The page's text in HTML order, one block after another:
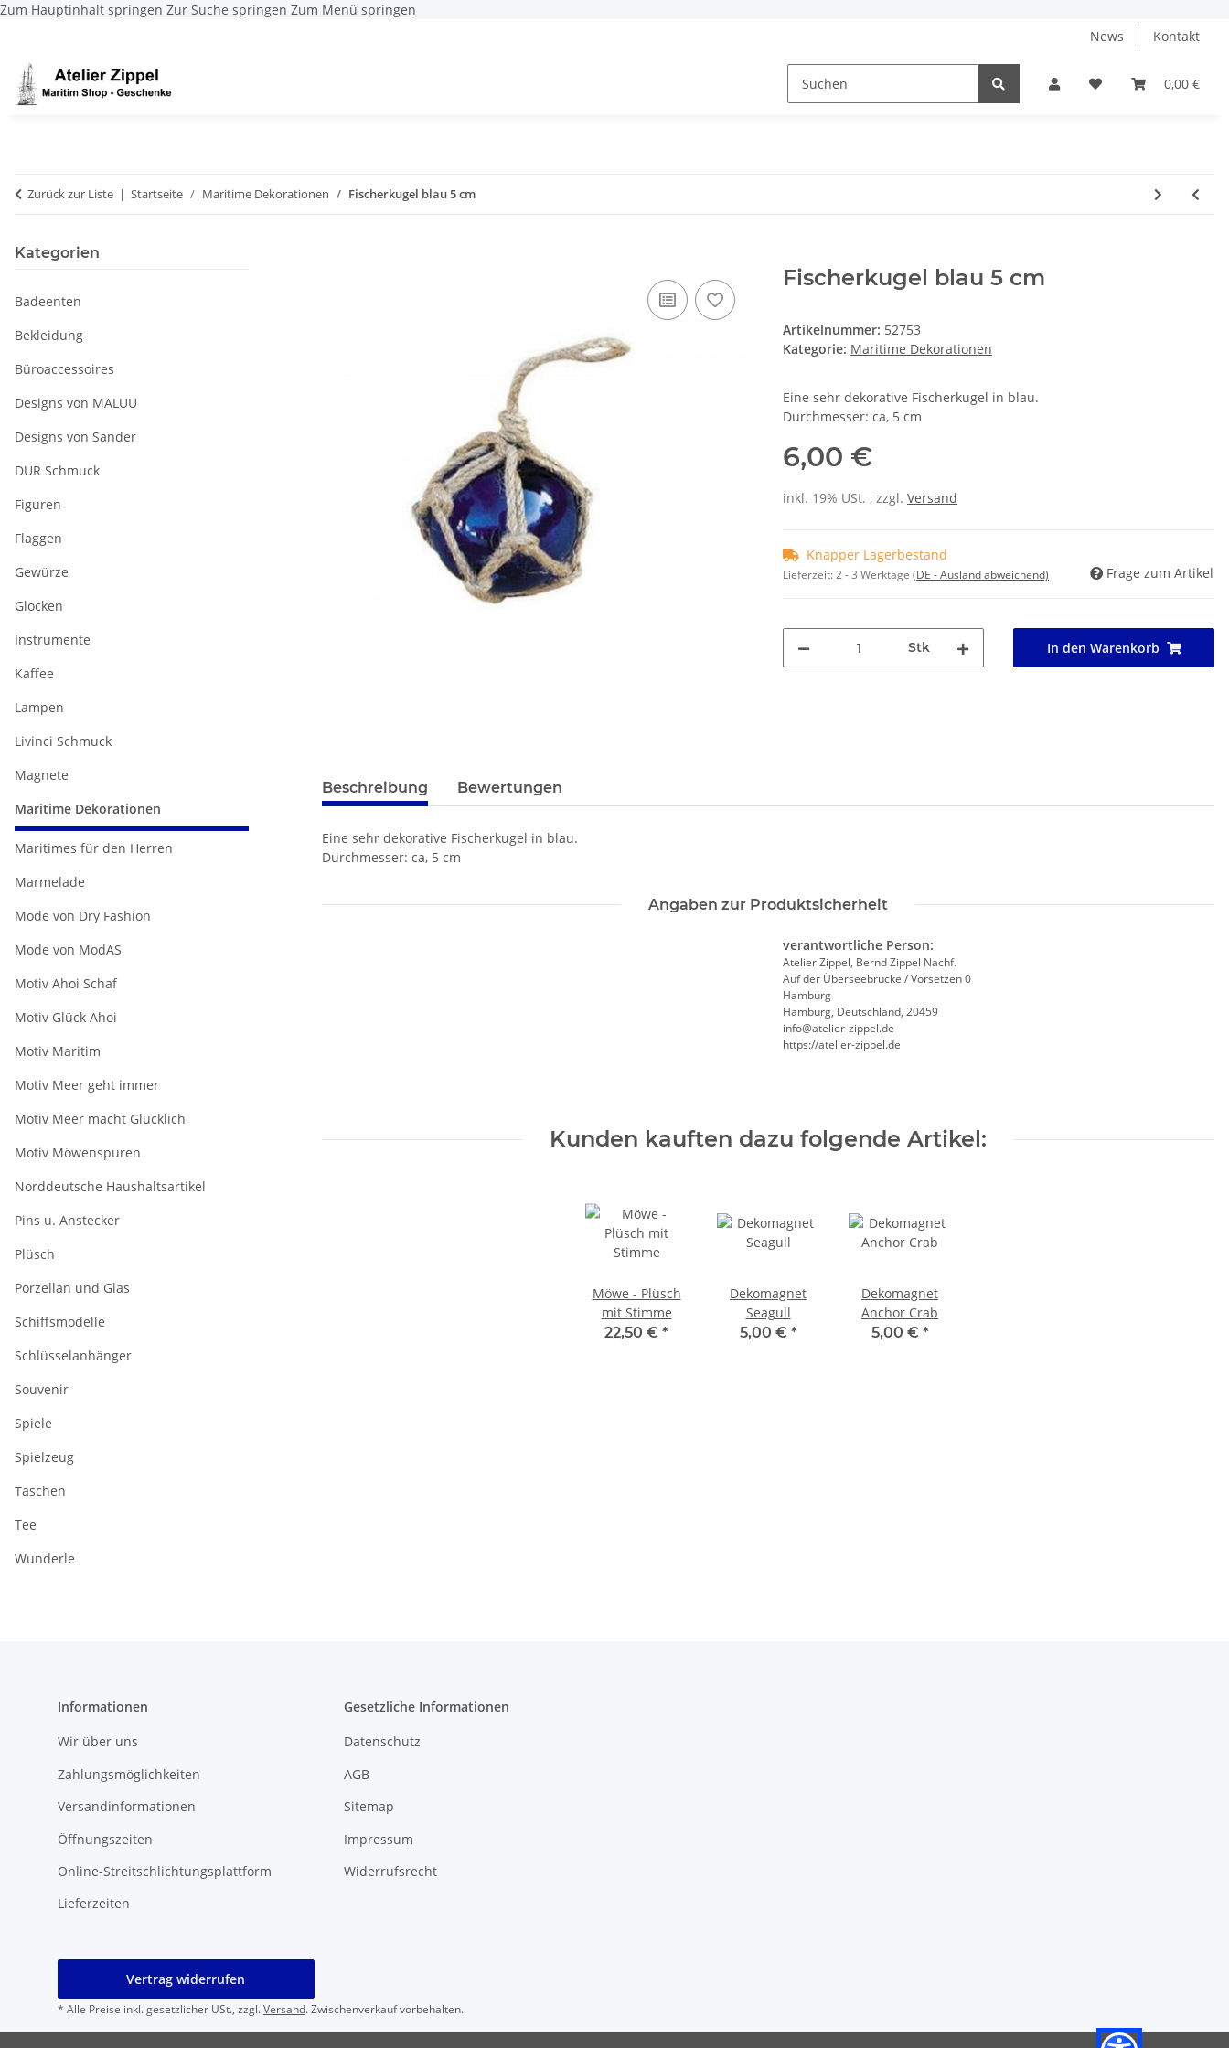
Zum Hauptinhalt springen Zur Suche springen Zum Menü springen
News
Kontakt
0,00 €
Zurück zur Liste Startseite Maritime Dekorationen Fischerkugel blau 5 cm
Fischerkugel blau 5 cm
Artikelnummer: 52753
Kategorie: Maritime Dekorationen
Eine sehr dekorative Fischerkugel in blau.
Durchmesser: ca, 5 cm
6,00 €
inkl. 19% USt. , zzgl. Versand
Knapper Lagerbestand
Lieferzeit:2 - 3 Werktage (DE - Ausland abweichend) Frage zum Artikel
Stk In den Warenkorb
weitere Registerkarten anzeigen
Beschreibung Bewertungen
Eine sehr dekorative Fischerkugel in blau.
Durchmesser: ca, 5 cm
Angaben zur Produktsicherheit
verantwortliche Person:
Atelier Zippel, Bernd Zippel Nachf.
Auf der Überseebrücke / Vorsetzen 0
Hamburg
Hamburg, Deutschland, 20459
info@atelier-zippel.de
https://atelier-zippel.de
Kunden kauften dazu folgende Artikel:
Möwe - Plüsch
mit Stimme
22,50 € *
Dekomagnet
Seagull
5,00 € *
Dekomagnet
Anchor Crab
5,00 € *
Kategorien
Badeenten
Bekleidung
Büroaccessoires
Designs von MALUU
Designs von Sander
DUR Schmuck
Figuren
Flaggen
Gewürze
Glocken
Instrumente
Kaffee
Lampen
Livinci Schmuck
Magnete
Maritime Dekorationen
Maritimes für den Herren
Marmelade
Mode von Dry Fashion
Mode von ModAS
Motiv Ahoi Schaf
Motiv Glück Ahoi
Motiv Maritim
Motiv Meer geht immer
Motiv Meer macht Glücklich
Motiv Möwenspuren
Norddeutsche Haushaltsartikel
Pins u. Anstecker
Plüsch
Porzellan und Glas
Schiffsmodelle
Schlüsselanhänger
Souvenir
Spiele
Spielzeug
Taschen
Tee
Wunderle
Informationen
Wir über uns
Zahlungsmöglichkeiten
Versandinformationen
Öffnungszeiten
Online-Streitschlichtungsplattform
Lieferzeiten
Gesetzliche Informationen
Datenschutz
AGB
Sitemap
Impressum
Widerrufsrecht
Vertrag widerrufen
* Alle Preise inkl. gesetzlicher USt., zzgl.Versand. Zwischenverkauf vorbehalten.